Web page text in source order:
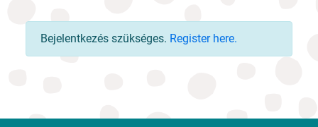
Bejelentkezés szükséges. Register here.